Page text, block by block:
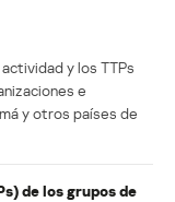
y los TTPs
e
y otros países de
de los grupos de